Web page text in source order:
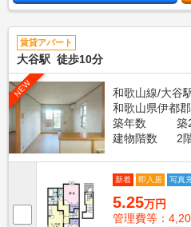
賃貸アパート
大谷駅 徒歩10分
NEW
和歌山線/大谷
和歌山県伊都
築年数
築
建物階数
2
新着 即入居 写真
5.25万円
管理費等：